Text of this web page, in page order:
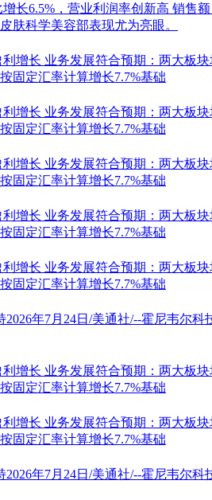
长6.5%，营业利润率创新高 销售
肤科学美容部表现尤为亮眼。
增长 业务发展符合预期：两大板
固定汇率计算增长7.7%基础
增长 业务发展符合预期：两大板
固定汇率计算增长7.7%基础
增长 业务发展符合预期：两大板
固定汇率计算增长7.7%基础
增长 业务发展符合预期：两大板
固定汇率计算增长7.7%基础
增长 业务发展符合预期：两大板
固定汇率计算增长7.7%基础
2026年7月24日/美通社/--霍尼韦尔
增长 业务发展符合预期：两大板
固定汇率计算增长7.7%基础
增长 业务发展符合预期：两大板
固定汇率计算增长7.7%基础
2026年7月24日/美通社/--霍尼韦尔